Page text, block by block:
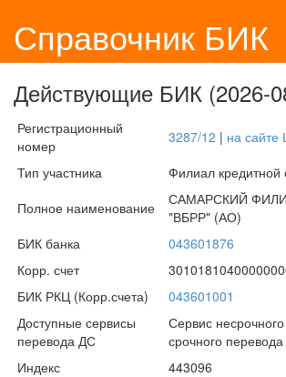
Справочник БИК
Действующие БИК (2026-
Регистрационный
номер
3287/12 | на
Тип участника
Филиал кредитной
Полное наименование
САМАРСКИЙ
"ВБРР" (АО)
БИК банка
043601876
Корр. счет
БИК РКЦ (Корр.счета)
043601001
Доступные сервисы
перевода ДС
Сервис
срочного перевода
Индекс
443096